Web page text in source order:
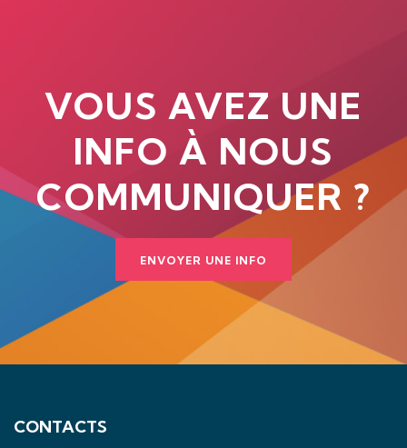
VOUS AVEZ UNE
INFO À NOUS
COMMUNIQUER ?
ENVOYER UNE INFO
CONTACTS